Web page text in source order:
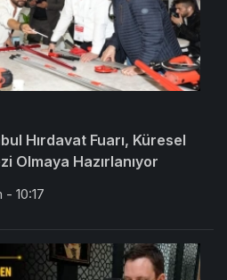
Hırdavat Fuarı, Küresel
Olmaya Hazırlanıyor
10:17